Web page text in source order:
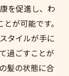
を促進し、わ
が可能です。
タイルが手に
過ごすことが
髪の状態に合